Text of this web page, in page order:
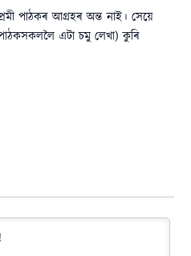
পাঠকৰ আগ্ৰহৰ অন্ত নাই। সেয়ে
পাঠকসকললৈ এটা চমু লেখা) কুৰি